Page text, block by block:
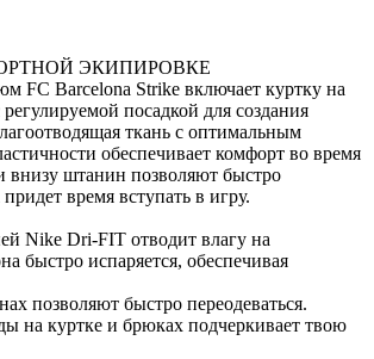
ЭКИПИРОВКЕ
FC Barcelona Strike включает куртку на
посадкой для создания
ткань с оптимальным
обеспечивает комфорт во время
штанин позволяют быстро
придет время вступать в игру.
Nike Dri-FIT отводит влагу на
быстро испаряется, обеспечивая
позволяют быстро переодеваться.
на куртке и брюках подчеркивает твою